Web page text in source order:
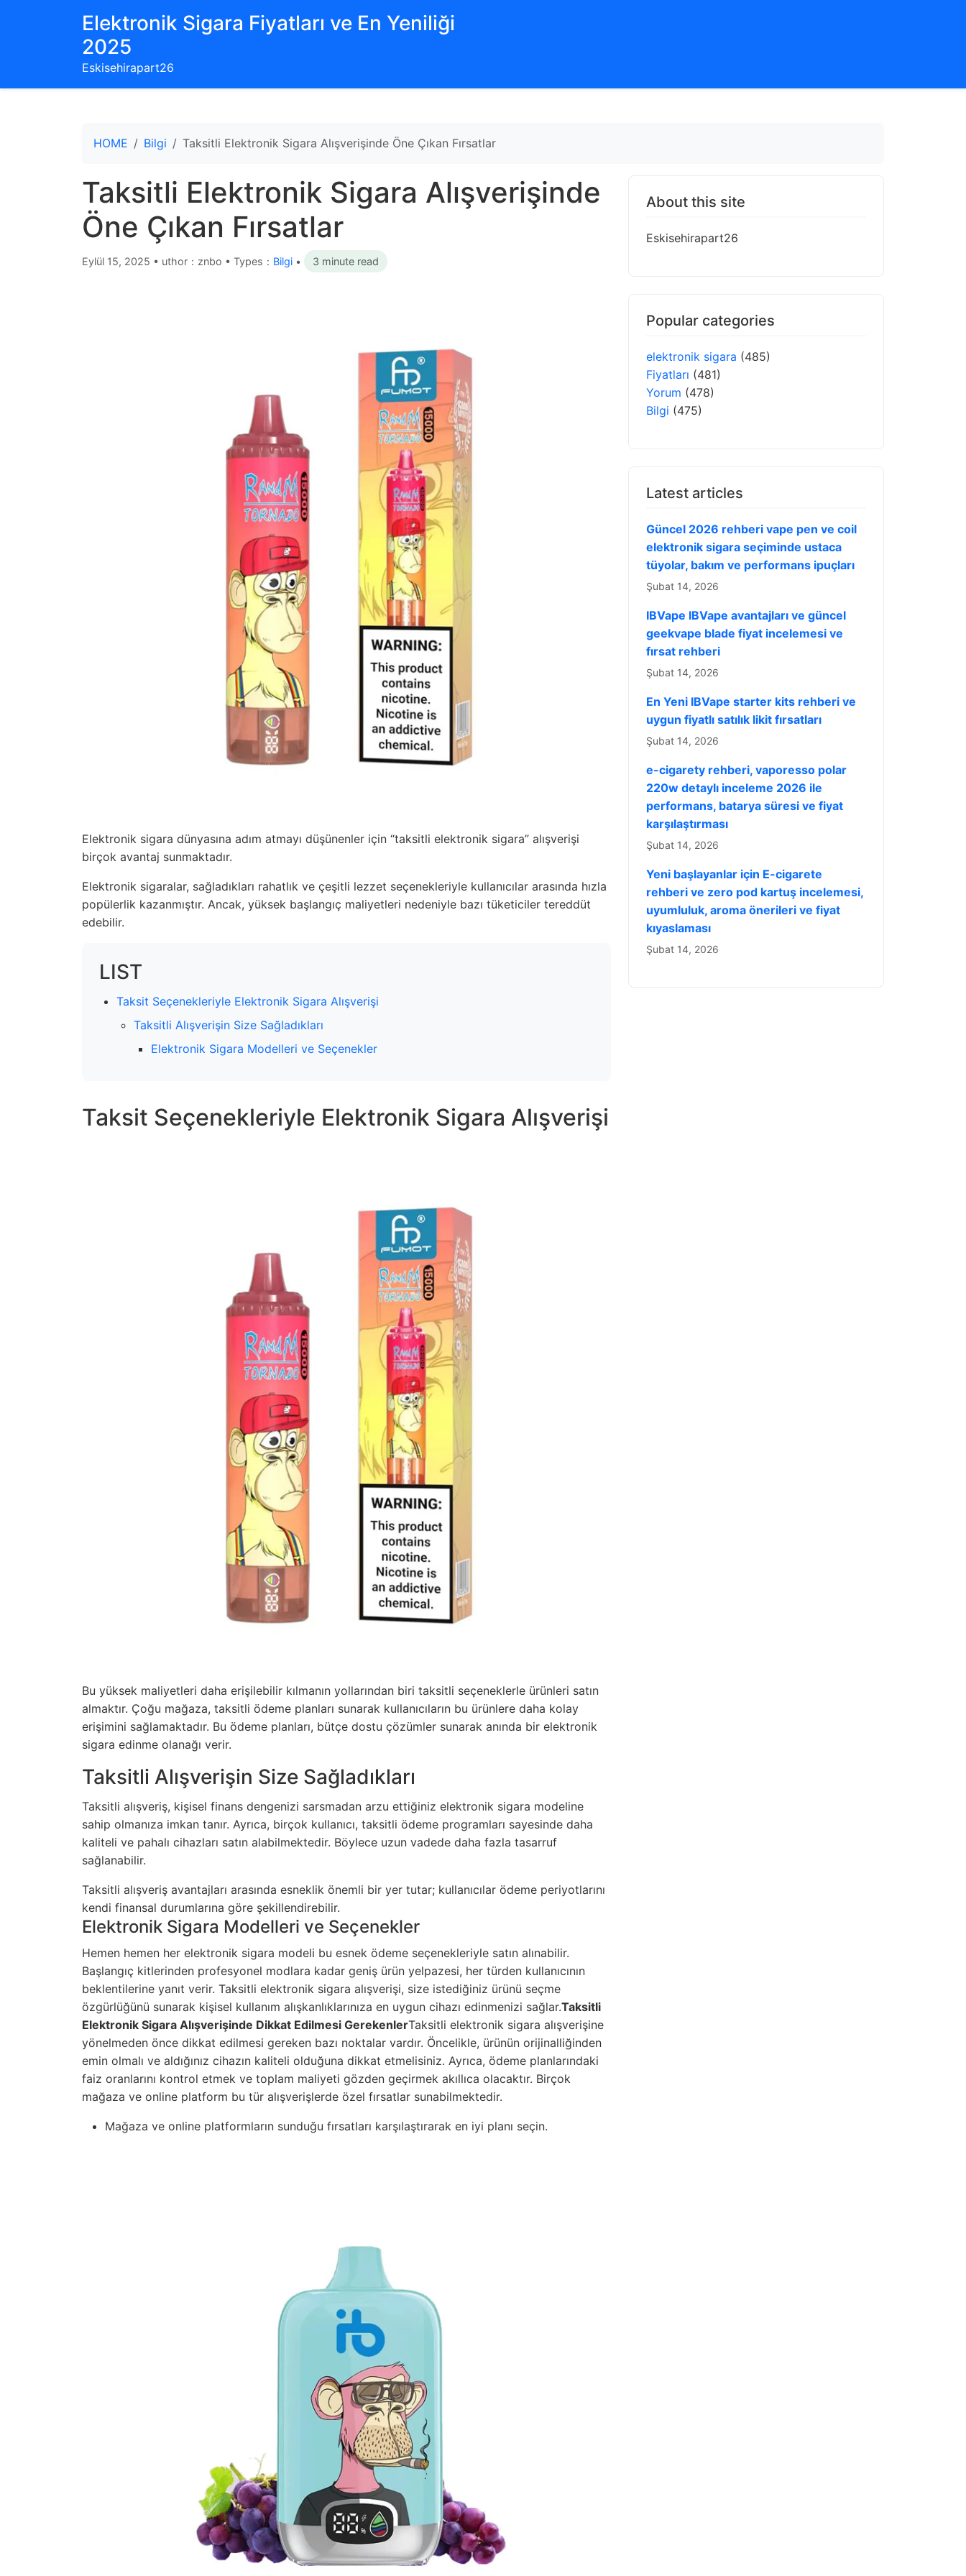
Elektronik Sigara Fiyatları ve En Yeniliği
2025
Eskisehirapart26
HOME Bilgi Taksitli Elektronik Sigara Alışverişinde Öne Çıkan Fırsatlar
Taksitli Elektronik Sigara Alışverişinde
Öne Çıkan Fırsatlar
Eylül 15, 2025 • uthor：znbo • Types： Bilgi • 3 minute read
Elektronik sigara dünyasına adım atmayı düşünenler için “taksitli elektronik sigara” alışverişi
birçok avantaj sunmaktadır.
Elektronik sigaralar, sağladıkları rahatlık ve çeşitli lezzet seçenekleriyle kullanıcılar arasında hızla
popülerlik kazanmıştır. Ancak, yüksek başlangıç maliyetleri nedeniyle bazı tüketiciler tereddüt
edebilir.
LIST
Taksit Seçenekleriyle Elektronik Sigara Alışverişi
Taksitli Alışverişin Size Sağladıkları
Elektronik Sigara Modelleri ve Seçenekler
Taksit Seçenekleriyle Elektronik Sigara Alışverişi
Bu yüksek maliyetleri daha erişilebilir kılmanın yollarından biri taksitli seçeneklerle ürünleri satın
almaktır. Çoğu mağaza, taksitli ödeme planları sunarak kullanıcıların bu ürünlere daha kolay
erişimini sağlamaktadır. Bu ödeme planları, bütçe dostu çözümler sunarak anında bir elektronik
sigara edinme olanağı verir.
Taksitli Alışverişin Size Sağladıkları
Taksitli alışveriş, kişisel finans dengenizi sarsmadan arzu ettiğiniz elektronik sigara modeline
sahip olmanıza imkan tanır. Ayrıca, birçok kullanıcı, taksitli ödeme programları sayesinde daha
kaliteli ve pahalı cihazları satın alabilmektedir. Böylece uzun vadede daha fazla tasarruf
sağlanabilir.
Taksitli alışveriş avantajları arasında esneklik önemli bir yer tutar; kullanıcılar ödeme periyotlarını
kendi finansal durumlarına göre şekillendirebilir.
Elektronik Sigara Modelleri ve Seçenekler
Hemen hemen her elektronik sigara modeli bu esnek ödeme seçenekleriyle satın alınabilir.
Başlangıç kitlerinden profesyonel modlara kadar geniş ürün yelpazesi, her türden kullanıcının
beklentilerine yanıt verir. Taksitli elektronik sigara alışverişi, size istediğiniz ürünü seçme
özgürlüğünü sunarak kişisel kullanım alışkanlıklarınıza en uygun cihazı edinmenizi sağlar.Taksitli
Elektronik Sigara Alışverişinde Dikkat Edilmesi GerekenlerTaksitli elektronik sigara alışverişine
yönelmeden önce dikkat edilmesi gereken bazı noktalar vardır. Öncelikle, ürünün orijinalliğinden
emin olmalı ve aldığınız cihazın kaliteli olduğuna dikkat etmelisiniz. Ayrıca, ödeme planlarındaki
faiz oranlarını kontrol etmek ve toplam maliyeti gözden geçirmek akıllıca olacaktır. Birçok
mağaza ve online platform bu tür alışverişlerde özel fırsatlar sunabilmektedir.
Mağaza ve online platformların sunduğu fırsatları karşılaştırarak en iyi planı seçin.
About this site
Eskisehirapart26
Popular categories
elektronik sigara (485)
Fiyatları (481)
Yorum (478)
Bilgi (475)
Latest articles
Güncel 2026 rehberi vape pen ve coil
elektronik sigara seçiminde ustaca
tüyolar, bakım ve performans ipuçları
Şubat 14, 2026
IBVape IBVape avantajları ve güncel
geekvape blade fiyat incelemesi ve
fırsat rehberi
Şubat 14, 2026
En Yeni IBVape starter kits rehberi ve
uygun fiyatlı satılık likit fırsatları
Şubat 14, 2026
e-cigarety rehberi, vaporesso polar
220w detaylı inceleme 2026 ile
performans, batarya süresi ve fiyat
karşılaştırması
Şubat 14, 2026
Yeni başlayanlar için E-cigarete
rehberi ve zero pod kartuş incelemesi,
uyumluluk, aroma önerileri ve fiyat
kıyaslaması
Şubat 14, 2026